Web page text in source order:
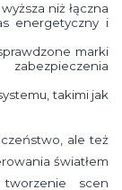
niż łączna
energetyczny i
marki
takimi jak
ale też
światłem
scen